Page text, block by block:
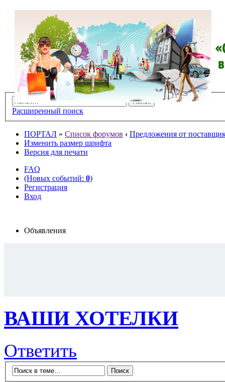
Расширенный поиск
ПОРТАЛ » Список форумов ‹ Предложения от
Изменить размер шрифта
Версия для печати
FAQ
(Новых событий: 0)
Регистрация
Вход
Объявления
ВАШИ ХОТЕЛКИ
Ответить